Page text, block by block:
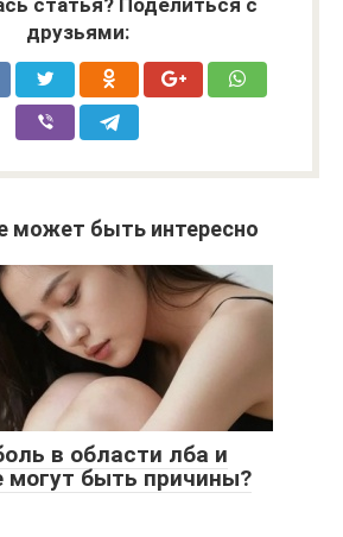
статья? Поделиться с
друзьями:
может быть интересно
в области лба и
могут быть причины?